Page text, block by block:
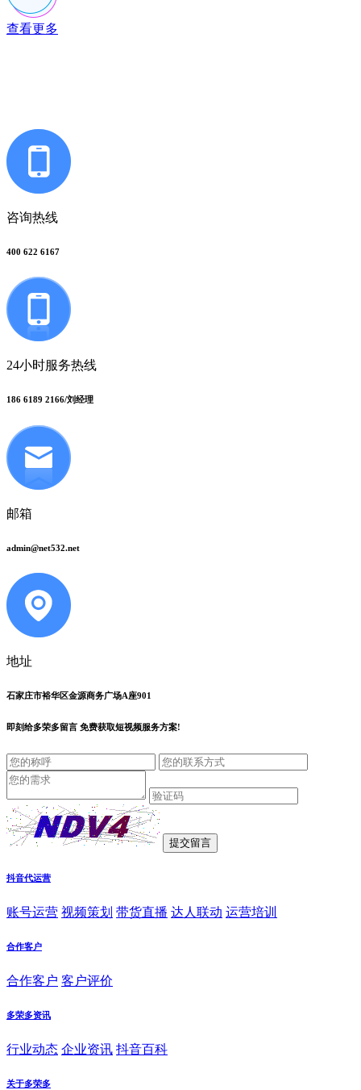
查看更多
咨询热线
400 622 6167
24小时服务热线
186 6189 2166/刘经理
邮箱
admin@net532.net
地址
石家庄市裕华区金源商务广场A座901
即刻给多荣多留言 免费获取短视频服务方案!
抖音代运营
账号运营 视频策划 带货直播 达人联动 运营培训
合作客户
合作客户 客户评价
多荣多资讯
行业动态 企业资讯 抖音百科
关于多荣多